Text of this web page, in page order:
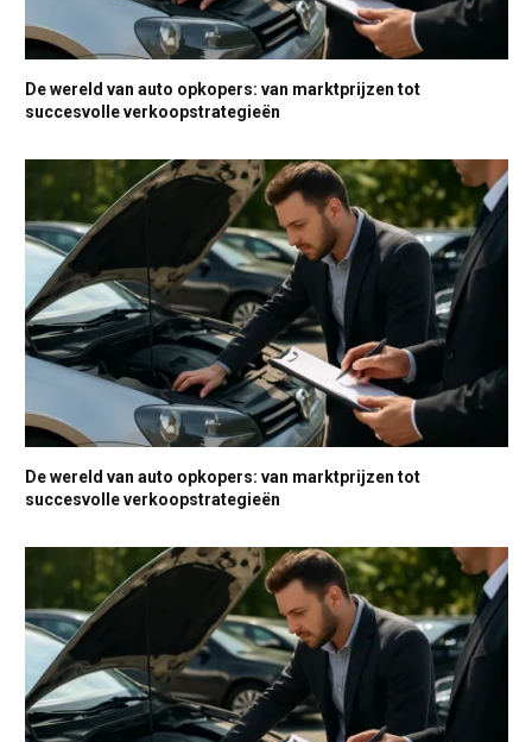
De wereld van auto opkopers: van marktprijzen tot
succesvolle verkoopstrategieën
De wereld van auto opkopers: van marktprijzen tot
succesvolle verkoopstrategieën